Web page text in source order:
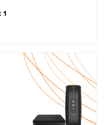
1
€ par mois, Engagement 12 mois